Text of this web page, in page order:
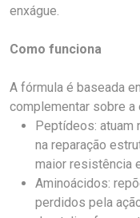
enxágue.
Como funciona
A fórmula é baseada
complementar sobre a
Peptídeos: atuam
na reparação
maior resistência
Aminoácidos:
perdidos pela